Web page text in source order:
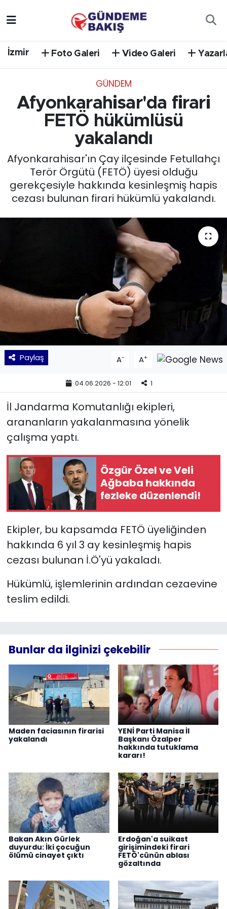
İzmir Foto Galeri Video Galeri
GÜNDEM
Afyonkarahisar'da firari
FETÖ hükümlüsü
yakalandı
Afyonkarahisar'ın Çay ilçesinde Fetullahçı
Terör Örgütü (FETÖ) üyesi olduğu
gerekçesiyle hakkında kesinleşmiş hapis
cezası bulunan firari hükümlü yakalandı.
Paylaş A- A+
04.06.2026 - 12:01 1
İl Jandarma Komutanlığı ekipleri,
arananların yakalanmasına yönelik
çalışma yaptı.
Özgür Özel ve Veli
Ağbaba hakkında
fezleke düzenlendi!
Ekipler, bu kapsamda FETÖ üyeliğinden
hakkında 6 yıl 3 ay kesinleşmiş hapis
cezası bulunan İ.Ö'yü yakaladı.
Hükümlü, işlemlerinin ardından cezaevine
teslim edildi.
Bunlar da ilginizi çekebilir
Maden faciasının firarisi
yakalandı
YENİ Parti Manisa İl
Başkanı Özalper
hakkında tutuklama
kararı!
Bakan Akın Gürlek
duyurdu: İki çocuğun
ölümü cinayet çıktı
Erdoğan'a suikast
girişimindeki firari
FETÖ'cünün ablası
gözaltında
EGE
EKONOMİ
English News
GÜNCEL
POLİTİKA
Siyaset
TEKNOLOJİ
Yaşam
YEREL POLİTİKA
YEREL YÖNETİMLER
Yurt
Süper Lig Puan Durumu ve Fikstür
Tüm Manşetler
Son Dakika Haberleri
Haber Arşivi